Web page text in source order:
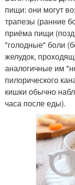
пищи: они могут
трапезы (ранние
приёма пищи
"голодные" боли
желудок,
аналогичные им
пилорического
кишки обычно
часа после еды).